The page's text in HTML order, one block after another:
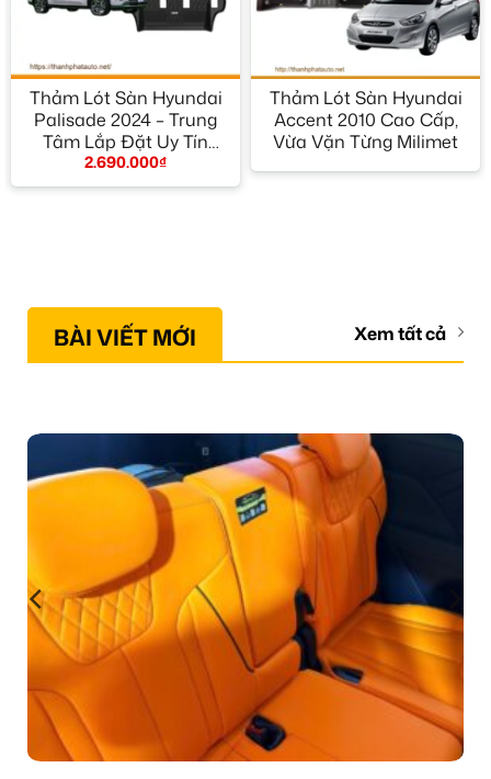
Thảm Lót Sàn Hyundai
Palisade 2024 – Trung
Tâm Lắp Đặt Uy Tín
TPHCM
2.690.000₫
Thảm Lót Sàn Hyundai
Accent 2010 Cao Cấp,
Vừa Vặn Từng Milimet
BÀI VIẾT MỚI Xem tất cả